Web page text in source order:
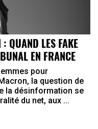
QUAND LES FAKE
EN FRANCE
pour
la question de
la désinformation se
du net, aux ...